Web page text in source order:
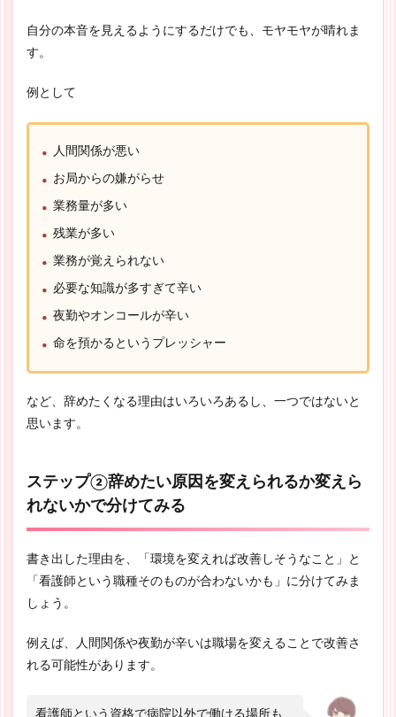
自分の本音を見えるようにするだけでも、モヤモヤが晴れま
す。
例として
人間関係が悪い
お局からの嫌がらせ
業務量が多い
残業が多い
業務が覚えられない
必要な知識が多すぎて辛い
夜勤やオンコールが辛い
命を預かるというプレッシャー
など、辞めたくなる理由はいろいろあるし、一つではないと
思います。
ステップ②辞めたい原因を変えられるか変えら
れないかで分けてみる
書き出した理由を、「環境を変えれば改善しそうなこと」と
「看護師という職種そのものが合わないかも」に分けてみま
しょう。
例えば、人間関係や夜勤が辛いは職場を変えることで改善さ
れる可能性があります。
看護師という資格で病院以外で働ける場所も